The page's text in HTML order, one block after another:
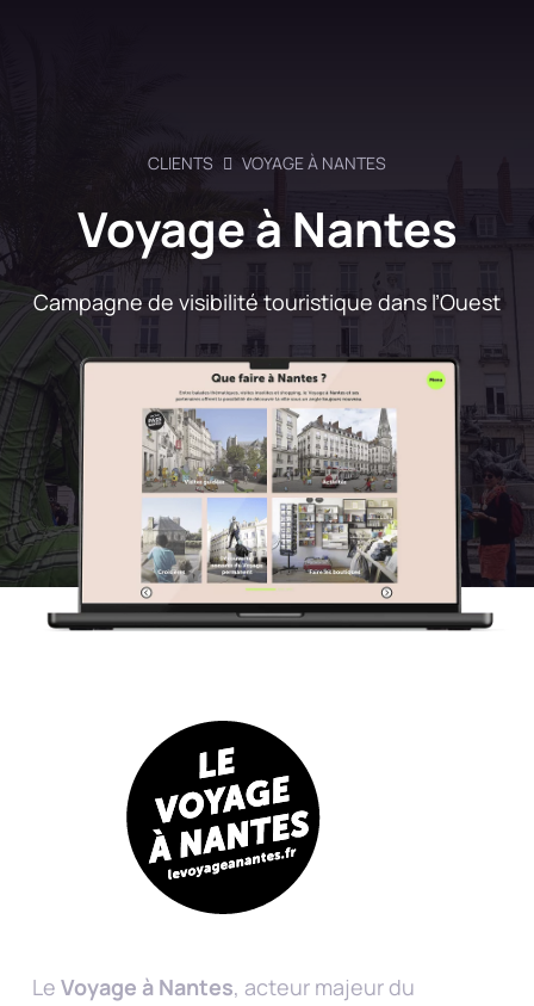
CLIENTS VOYAGE À NANTES
Voyage à Nantes
Campagne de visibilité touristique dans l’Ouest
Le Voyage à Nantes, acteur majeur du